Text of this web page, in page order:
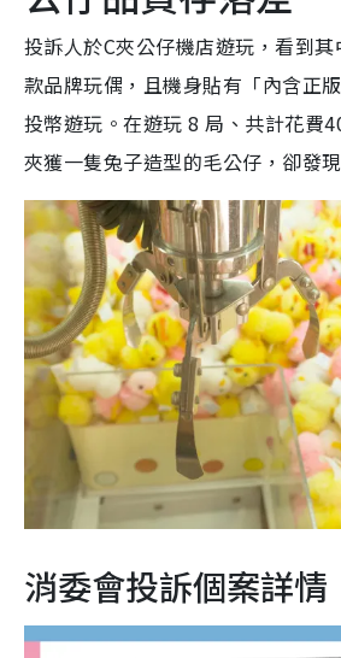
投訴人於C夾公仔機店遊玩，看到
款品牌玩偶，且機身貼有「內含正
投幣遊玩。在遊玩 8 局、共計花費
夾獲一隻兔子造型的毛公仔，卻發
消委會投訴個案詳情